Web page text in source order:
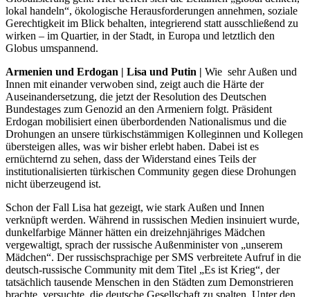
lokal handeln“, ökologische Herausforderungen annehmen, soziale
Gerechtigkeit im Blick behalten, integrierend statt ausschließend zu
wirken – im Quartier, in der Stadt, in Europa und letztlich den
Globus umspannend.
Armenien und Erdogan | Lisa und Putin | Wie sehr Außen und
Innen mit einander verwoben sind, zeigt auch die Härte der
Auseinandersetzung, die jetzt der Resolution des Deutschen
Bundestages zum Genozid an den Armeniern folgt. Präsident
Erdogan mobilisiert einen überbordenden Nationalismus und die
Drohungen an unsere türkischstämmigen Kolleginnen und Kollegen
übersteigen alles, was wir bisher erlebt haben. Dabei ist es
ernüchternd zu sehen, dass der Widerstand eines Teils der
institutionalisierten türkischen Community gegen diese Drohungen
nicht überzeugend ist.
Schon der Fall Lisa hat gezeigt, wie stark Außen und Innen
verknüpft werden. Während in russischen Medien insinuiert wurde,
dunkelfarbige Männer hätten ein dreizehnjähriges Mädchen
vergewaltigt, sprach der russische Außenminister von „unserem
Mädchen“. Der russischsprachige per SMS verbreitete Aufruf in die
deutsch-russische Community mit dem Titel „Es ist Krieg“, der
tatsächlich tausende Menschen in den Städten zum Demonstrieren